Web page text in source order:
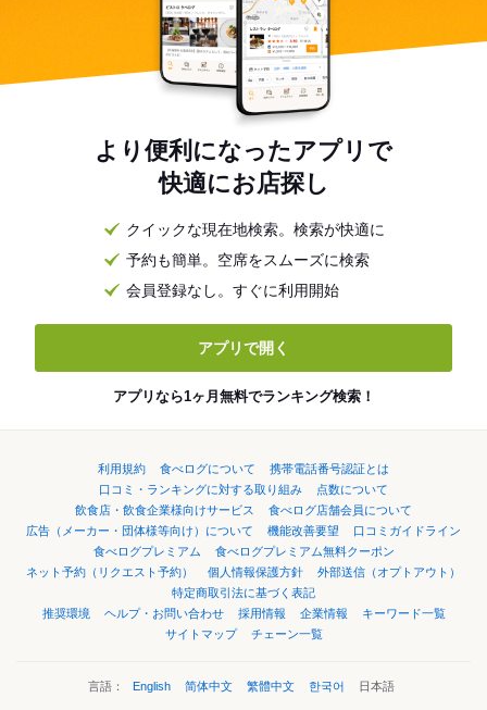
より便利になったアプリで
快適にお店探し
クイックな現在地検索。検索が快適に
予約も簡単。空席をスムーズに検索
会員登録なし。すぐに利用開始
アプリで開く
アプリなら1ヶ月無料でランキング検索！
利用規約 食べログについて
携帯電話番号認証とは
口コミ・ランキングに対する取り組み
点数について
飲食店・飲食企業様向けサービス
食べログ店舗会員について
広告（メーカー・団体様等向け）について
機能改善要望
口コミガイドライン
食べログプレミアム
食べログプレミアム無料クーポン
ネット予約（リクエスト予約）
個人情報保護方針
外部送信（オプトアウト）
特定商取引法に基づく表記
推奨環境
ヘルプ・お問い合わせ 採用情報 企業情報
キーワード一覧
サイトマップ
チェーン一覧
言語： English 简体中文 繁體中文 한국어 日本語